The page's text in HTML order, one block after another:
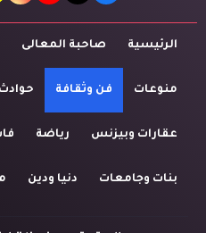
الرئيسية صاحبة المعالى
منوعات فن وثقافة حوادث
عقارات وبيزنس رياضة
بنات وجامعات دنيا ودين